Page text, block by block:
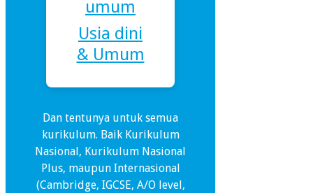
Usia dini
& Umum
Dan tentunya untuk semua
kurikulum. Baik Kurikulum
Nasional, Kurikulum Nasional
Plus, maupun Internasional
(Cambridge, IGCSE, A/O level,